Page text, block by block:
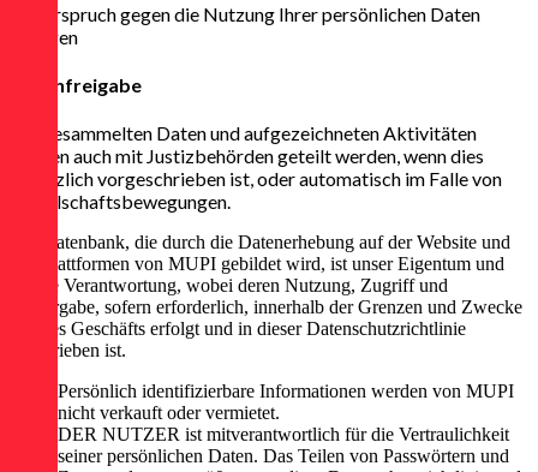
Widerspruch gegen die Nutzung Ihrer persönlichen Daten
einlegen
Datenfreigabe
Die gesammelten Daten und aufgezeichneten Aktivitäten
können auch mit Justizbehörden geteilt werden, wenn dies
gesetzlich vorgeschrieben ist, oder automatisch im Falle von
Gesellschaftsbewegungen.
Die Datenbank, die durch die Datenerhebung auf der Website und
den Plattformen von MUPI gebildet wird, ist unser Eigentum und
unsere Verantwortung, wobei deren Nutzung, Zugriff und
Weitergabe, sofern erforderlich, innerhalb der Grenzen und Zwecke
unseres Geschäfts erfolgt und in dieser Datenschutzrichtlinie
beschrieben ist.
Persönlich identifizierbare Informationen werden von MUPI
nicht verkauft oder vermietet.
DER NUTZER ist mitverantwortlich für die Vertraulichkeit
seiner persönlichen Daten. Das Teilen von Passwörtern und